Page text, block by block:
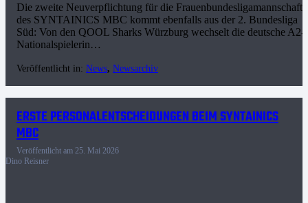
Die zweite Neuverpflichtung für die Frauenbundesligamannschaft
des SYNTAINICS MBC kommt ebenfalls aus der 2. Bundesliga
Süd: Von den QOOL Sharks Würzburg wechselt die deutsche A2-
Nationalspielerin…
Veröffentlicht in: News, Newsarchiv
ERSTE PERSONALENTSCHEIDUNGEN BEIM SYNTAINICS
MBC
Veröffentlicht am 25. Mai 2026
Dino Reisner